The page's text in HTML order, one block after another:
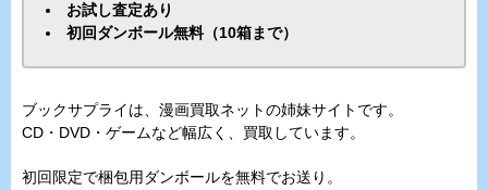
お試し査定あり
初回ダンボール無料（10箱まで）
ブックサプライは、漫画買取ネットの姉妹サイトです。
CD・DVD・ゲームなど幅広く、買取しています。
初回限定で梱包用ダンボールを無料でお送り。